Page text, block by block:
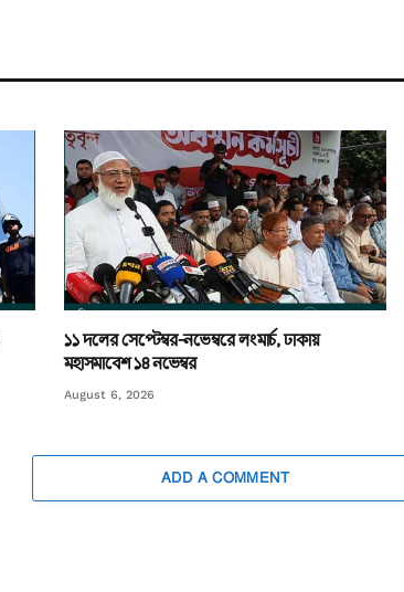
১১ দলের সেপ্টেম্বর-নভেম্বরে লংমার্চ, ঢাকায়
মহাসমাবেশ ১৪ নভেম্বর
August 6, 2026
ADD A COMMENT